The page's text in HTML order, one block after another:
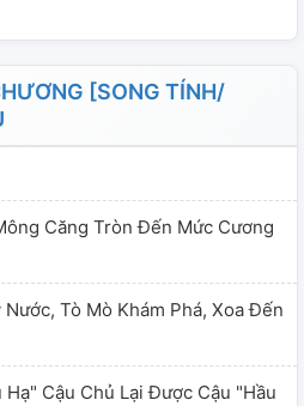
[SONG TÍNH/
Căng Tròn Đến Mức Cương
Tò Mò Khám Phá, Xoa Đến
Cậu Chủ Lại Được Cậu "Hầu